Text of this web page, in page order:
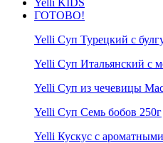
ГОТОВО!
Yelli Суп Турецкий с
Yelli Суп Итальянский с
Yelli Суп из чечевицы
Yelli Суп Семь бобов 250г
Yelli Кускус с